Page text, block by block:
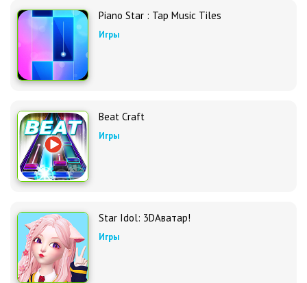
Piano Star : Tap Music Tiles
Игры
Beat Craft
Игры
Star Idol: 3DАватар!
Игры